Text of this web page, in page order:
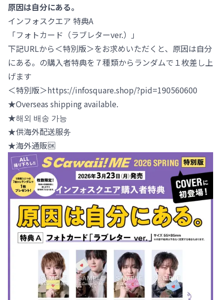
原因は自分にある。
インフォスクエア 特典A
「フォトカード（ラブレターver.）」
下記URLから＜特別版＞をお求めいただくと、原因は自分
にある。の購入者特典を７種類からランダムで１枚差し上
げます
＜特別版＞https://infosquare.shop/?pid=190560600
★️Overseas shipping available.
★️해외 배송 가능
★️供海外配送服务
★️海外通販🆗